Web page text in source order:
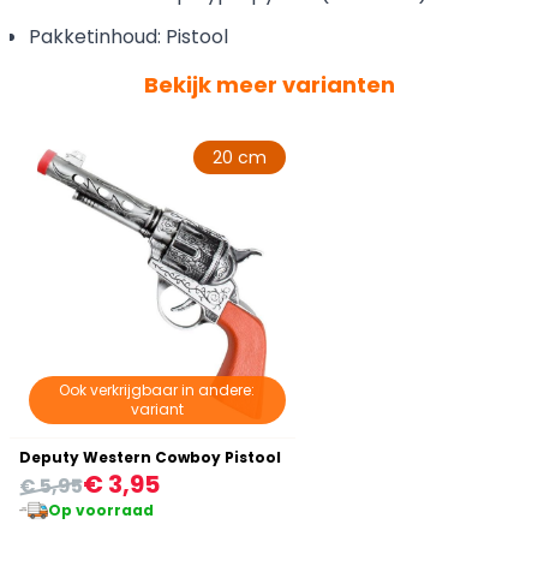
Pakketinhoud: Pistool
Bekijk meer varianten
Ook verkrijgbaar in andere:
variant
20 cm
Deputy Western Cowboy Pistool
€ 3,95
€ 5,95
Op voorraad